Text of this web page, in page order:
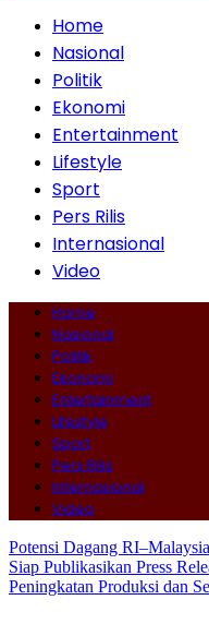
Home
Nasional
Politik
Ekonomi
Entertainment
Lifestyle
Sport
Pers Rilis
Internasional
Video
Home
Nasional
Politik
Ekonomi
Entertainment
Lifestyle
Sport
Pers Rilis
Internasional
Video
Potensi Dagang
Siap Publikasikan Press
Peningkatan Produksi dan